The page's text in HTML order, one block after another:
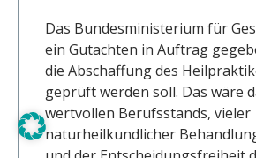
Das Bundesministerium für
ein Gutachten in Auftrag
die Abschaffung des
geprüft werden soll. Das wäre
wertvollen Berufsstands, vieler
naturheilkundlicher